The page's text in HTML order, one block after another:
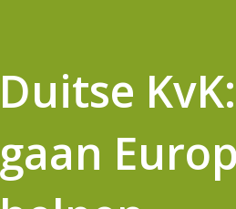
Duitse
gaan